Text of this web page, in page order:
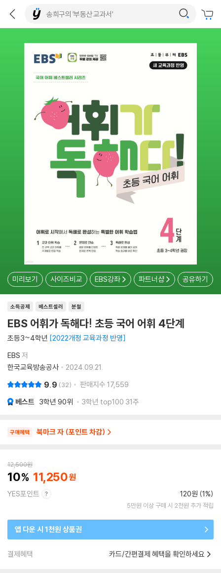
미리보기 사이즈비교 EBS강좌 파트너샵 공유하기
소득공제 베스트셀러 분철
EBS 어휘가 독해다! 초등 국어 어휘 4단계
초등3~4학년 2022개정 교육과정 반영
EBS 저
한국교육방송공사
2024.09.21.
9.9 32 판매지수 17,559
베스트 3학년 90위 3학년 top100 31주
구매혜택 북마크 자 (포인트 차감)
12,500원
10 11,250
YES포인트 120원 (1%)
5만원 이상 구매 시 2천원 추가 적립
앱 다운 시 1천원 상품권
결제혜택 카드/간편결제 혜택을 확인하세요